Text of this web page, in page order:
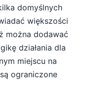
domyślnych
większości
można dodawać
działania dla
miejscu na
ograniczone